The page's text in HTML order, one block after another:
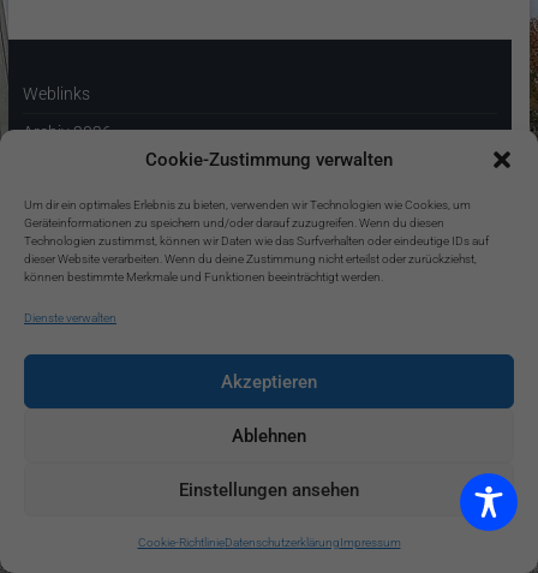
Cookie-Zustimmung verwalten
Um dir ein optimales Erlebnis zu bieten, verwenden wir Technologien wie Cookies, um
Geräteinformationen zu speichern und/oder darauf zuzugreifen. Wenn du diesen
Technologien zustimmst, können wir Daten wie das Surfverhalten oder eindeutige IDs auf
dieser Website verarbeiten. Wenn du deine Zustimmung nicht erteilst oder zurückziehst,
können bestimmte Merkmale und Funktionen beeinträchtigt werden.
Dienste verwalten
Akzeptieren
Ablehnen
Einstellungen ansehen
Cookie-RichtlinieDatenschutzerklärungImpressum
Weblinks
Archiv 2026
Archiv 2024
Archiv 2023
Archiv 2022
Archiv 2021
Der Weg zu uns:
Sportplatzweg 15, Waltringhausen,